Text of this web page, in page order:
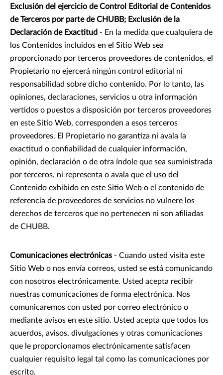
Exclusión del ejercicio de Control Editorial de Contenidos
de Terceros por parte de CHUBB; Exclusión de la
Declaración de Exactitud - En la medida que cualquiera de
los Contenidos incluidos en el Sitio Web sea
proporcionado por terceros proveedores de contenidos, el
Propietario no ejercerá ningún control editorial ni
responsabilidad sobre dicho contenido. Por lo tanto, las
opiniones, declaraciones, servicios u otra información
vertidos o puestos a disposición por terceros proveedores
en este Sitio Web, corresponden a esos terceros
proveedores. El Propietario no garantiza ni avala la
exactitud o confiabilidad de cualquier información,
opinión, declaración o de otra índole que sea suministrada
por terceros, ni representa o avala que el uso del
Contenido exhibido en este Sitio Web o el contenido de
referencia de proveedores de servicios no vulnere los
derechos de terceros que no pertenecen ni son afiliadas
de CHUBB.
Comunicaciones electrónicas - Cuando usted visita este
Sitio Web o nos envía correos, usted se está comunicando
con nosotros electrónicamente. Usted acepta recibir
nuestras comunicaciones de forma electrónica. Nos
comunicaremos con usted por correo electrónico o
mediante avisos en este sitio. Usted acepta que todos los
acuerdos, avisos, divulgaciones y otras comunicaciones
que le proporcionamos electrónicamente satisfacen
cualquier requisito legal tal como las comunicaciones por
escrito.